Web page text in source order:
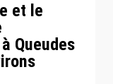
et le
Queudes